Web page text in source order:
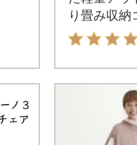
り畳み収納